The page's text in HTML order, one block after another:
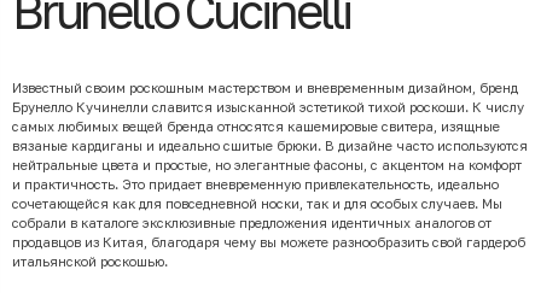
Известный своим роскошным мастерством и вневременным дизайном, бренд
Брунелло Кучинелли славится изысканной эстетикой тихой роскоши. К числу
самых любимых вещей бренда относятся кашемировые свитера, изящные
вязаные кардиганы и идеально сшитые брюки. В дизайне часто используются
нейтральные цвета и простые, но элегантные фасоны, с акцентом на комфорт
и практичность. Это придает вневременную привлекательность, идеально
сочетающейся как для повседневной носки, так и для особых случаев. Мы
собрали в каталоге эксклюзивные предложения идентичных аналогов от
продавцов из Китая, благодаря чему вы можете разнообразить свой гардероб
итальянской роскошью.